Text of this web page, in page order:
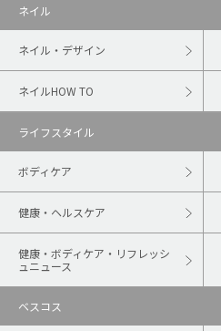
ネイル
ネイル・デザイン
ネイルHOW TO
ライフスタイル
ボディケア
健康・ヘルスケア
健康・ボディケア・リフレッシ
ュニュース
ベスコス